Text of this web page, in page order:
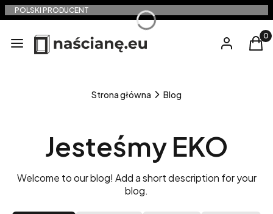
POLSKI PRODUCENT
Menu Zaloguj się
Strona główna Blog
Jesteśmy EKO
Welcome to our blog! Add a short description for your
blog.